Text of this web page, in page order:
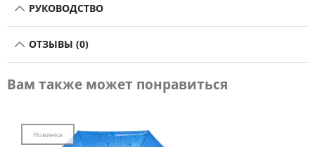
РУКОВОДСТВО
ОТЗЫВЫ (0)
Вам также может понравиться
Новинка